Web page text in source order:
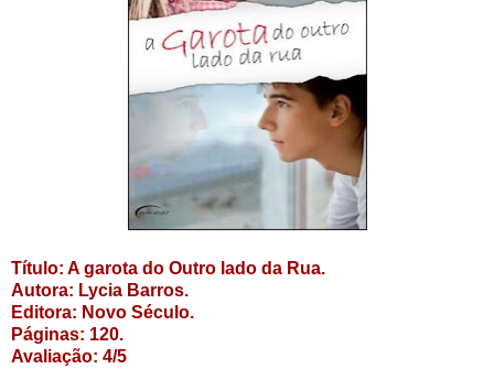
Título: A garota do Outro lado da Rua.
Autora: Lycia Barros.
Editora: Novo Século.
Páginas: 120.
Avaliação: 4/5